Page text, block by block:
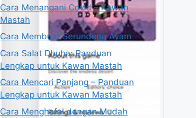
Cara Menangani Covid – Kawan
Mastah
Cara Membuat Serundeng Ayam
Cara Salat Dhuha: Panduan
Lengkap untuk Kawan Mastah
Cara Mencari Panjang – Panduan
Lengkap untuk Kawan Mastah
Cara Menghafal dengan Mudah